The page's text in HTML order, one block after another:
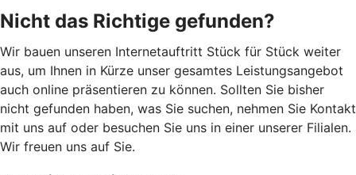
Nicht das Richtige gefunden?
Wir bauen unseren Internetauftritt Stück für Stück weiter
aus, um Ihnen in Kürze unser gesamtes Leistungsangebot
auch online präsentieren zu können. Sollten Sie bisher
nicht gefunden haben, was Sie suchen, nehmen Sie Kontakt
mit uns auf oder besuchen Sie uns in einer unserer Filialen.
Wir freuen uns auf Sie.